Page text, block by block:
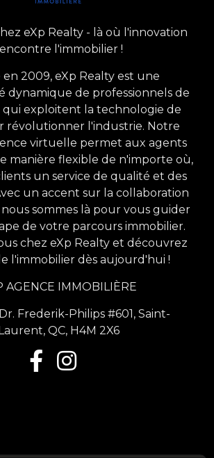
eXp Realty - là où l'innovation
l'immobilier !
en 2009, eXp Realty est une
dynamique de professionnels de
qui exploitent la technologie de
révolutionner l'industrie. Notre
virtuelle permet aux agents
manière flexible de n'importe où,
un service de qualité et des
un accent sur la collaboration
sommes là pour vous guider
de votre parcours immobilier.
chez eXp Realty et découvrez
l'immobilier dès aujourd'hui !
AGENCE IMMOBILIÈRE
Dr. Frederik-Philips #601, Saint-
QC, H4M 2X6